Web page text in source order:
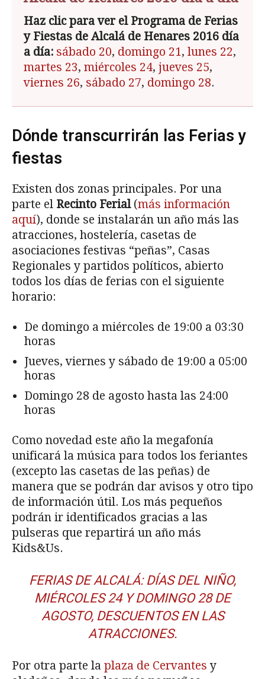
Haz clic para ver el Programa de Ferias
y Fiestas de Alcalá de Henares 2016 día
a día: sábado 20, domingo 21, lunes 22,
martes 23, miércoles 24, jueves 25,
viernes 26, sábado 27, domingo 28.
Dónde transcurrirán las Ferias y
fiestas
Existen dos zonas principales. Por una
parte el Recinto Ferial(más información
aquí), donde se instalarán un año más las
atracciones, hostelería, casetas de
asociaciones festivas “peñas”, Casas
Regionales y partidos políticos, abierto
todos los días de ferias con el siguiente
horario:
De domingo a miércoles de 19:00 a 03:30
horas
Jueves, viernes y sábado de 19:00 a 05:00
horas
Domingo 28 de agosto hasta las 24:00
horas
Como novedad este año la megafonía
unificará la música para todos los feriantes
(excepto las casetas de las peñas) de
manera que se podrán dar avisos y otro tipo
de información útil. Los más pequeños
podrán ir identificados gracias a las
pulseras que repartirá un año más
Kids&Us.
FERIAS DE ALCALÁ: DÍAS DEL NIÑO,
MIÉRCOLES 24 Y DOMINGO 28 DE
AGOSTO, DESCUENTOS EN LAS
ATRACCIONES.
Por otra parte la plaza de Cervantesy